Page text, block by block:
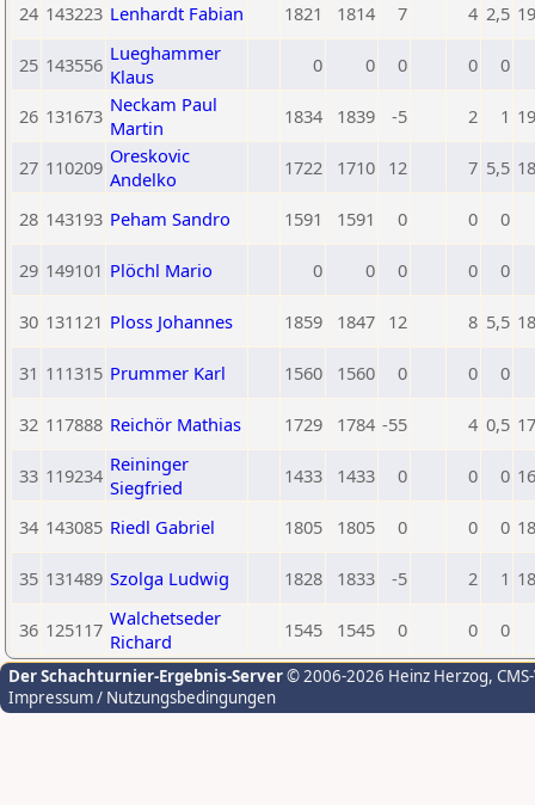
24 143223 Lenhardt Fabian 1821 1814 7 4 2,5
25 143556 Lueghammer
Klaus
0 0 0 0 0
26 131673 Neckam Paul
Martin
1834 1839 -5 2 1
27 110209 Oreskovic
Andelko
1722 1710 12 7 5,5
28 143193 Peham Sandro 1591 1591 0 0 0
29 149101 Plöchl Mario 0 0 0 0 0
30 131121 Ploss Johannes 1859 1847 12 8 5,5
31 111315 Prummer Karl 1560 1560 0 0 0
32 117888 Reichör Mathias 1729 1784 -55 4 0,5
33 119234 Reininger
Siegfried
1433 1433 0 0 0
34 143085 Riedl Gabriel 1805 1805 0 0 0
35 131489 Szolga Ludwig 1828 1833 -5 2 1
36 125117 Walchetseder
Richard
1545 1545 0 0 0
Der Schachturnier-Ergebnis-Server© 2006-2026 Heinz Herzog,
Impressum / Nutzungsbedingungen